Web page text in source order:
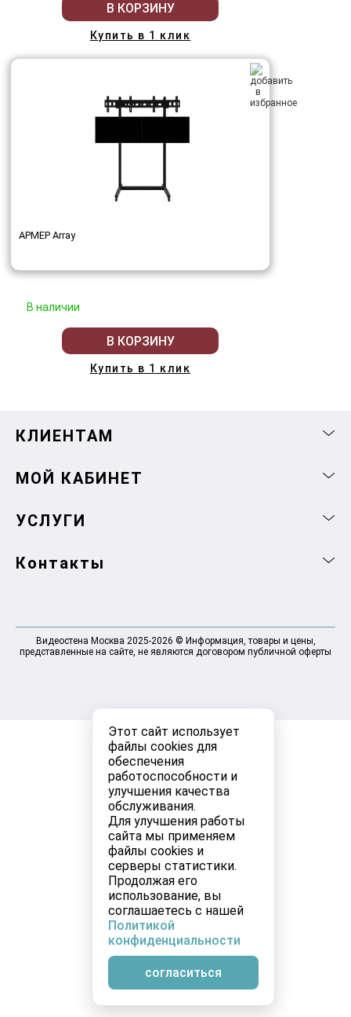
Этот сайт использует
файлы cookies для
обеспечения
работоспособности и
улучшения качества
обслуживания.
Для улучшения работы
сайта мы применяем
файлы cookies и
серверы статистики.
Продолжая его
использование, вы
соглашаетесь с нашей
Политикой
конфиденциальности
согласиться
В КОРЗИНУ
Купить в 1 клик
АРМЕР Array
В наличии
В КОРЗИНУ
Купить в 1 клик
КЛИЕНТАМ
МОЙ КАБИНЕТ
УСЛУГИ
Контакты
Видеостена Москва 2025-2026 © Информация, товары и цены,
представленные на сайте, не являются договором публичной оферты